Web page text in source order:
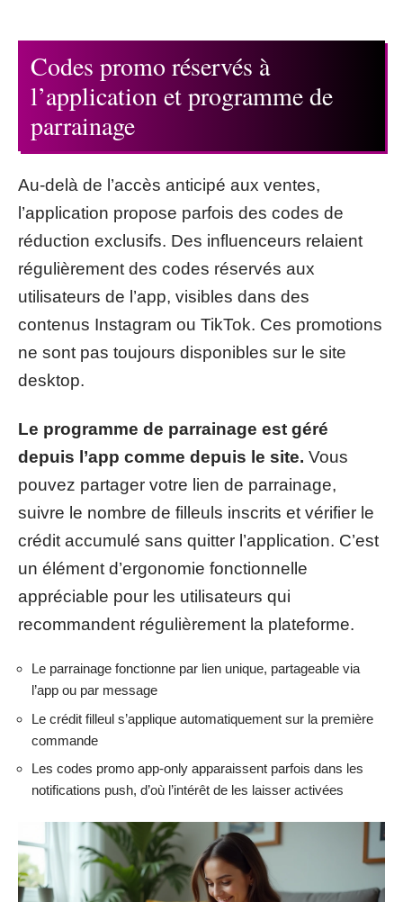
Codes promo réservés à
l’application et programme de
parrainage
Au-delà de l’accès anticipé aux ventes,
l’application propose parfois des codes de
réduction exclusifs. Des influenceurs relaient
régulièrement des codes réservés aux
utilisateurs de l’app, visibles dans des
contenus Instagram ou TikTok. Ces promotions
ne sont pas toujours disponibles sur le site
desktop.
Le programme de parrainage est géré
depuis l’app comme depuis le site. Vous
pouvez partager votre lien de parrainage,
suivre le nombre de filleuls inscrits et vérifier le
crédit accumulé sans quitter l’application. C’est
un élément d’ergonomie fonctionnelle
appréciable pour les utilisateurs qui
recommandent régulièrement la plateforme.
Le parrainage fonctionne par lien unique, partageable via
l’app ou par message
Le crédit filleul s’applique automatiquement sur la première
commande
Les codes promo app-only apparaissent parfois dans les
notifications push, d’où l’intérêt de les laisser activées